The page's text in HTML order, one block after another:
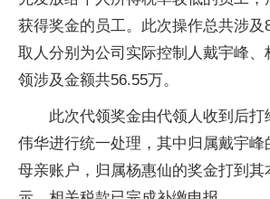
获得奖金的员工。此次操作总共涉及
取人分别为公司实际控制人戴宇峰
领涉及金额共56.55万。
此次代领奖金由代领人收到后
伟华进行统一处理，其中归属戴宇
母亲账户，归属杨惠仙的奖金打到其